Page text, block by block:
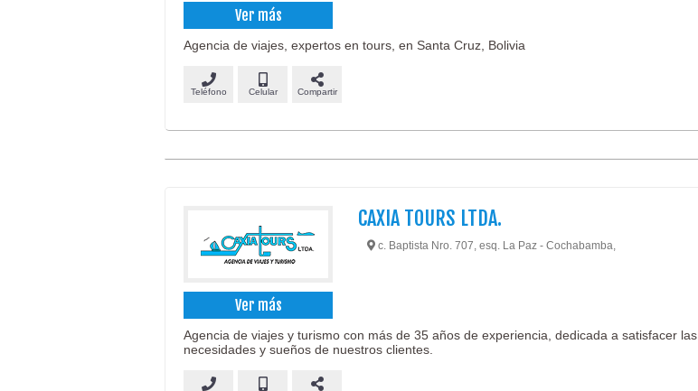
Ver más
Agencia de viajes, expertos en tours, en Santa Cruz, Bolivia
Teléfono Celular Compartir
Ver más
CAXIA TOURS LTDA.
c. Baptista Nro. 707, esq. La Paz - Cochabamba,
Agencia de viajes y turismo con más de 35 años de experiencia, dedicada a satisfacer las
necesidades y sueños de nuestros clientes.